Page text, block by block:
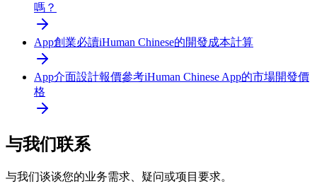
嗎？
App創業必讀iHuman Chinese的開發成本計算
App介面設計報價參考iHuman Chinese App的市場開發價
格
与我们联系
与我们谈谈您的业务需求、疑问或项目要求。